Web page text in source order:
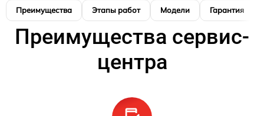
Преимущества Этапы работ Модели Гарантия
Преимущества сервис-
центра